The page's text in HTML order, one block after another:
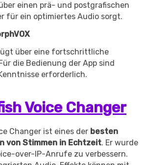
einen prä- und postgrafischen
für ein optimiertes Audio sorgt.
über eine fortschrittliche
die Bedienung der App sind
erforderlich.
Voice Changer
Changer ist eines der besten
von Stimmen in Echtzeit. Er wurde
over-IP-Anrufe zu verbessern.